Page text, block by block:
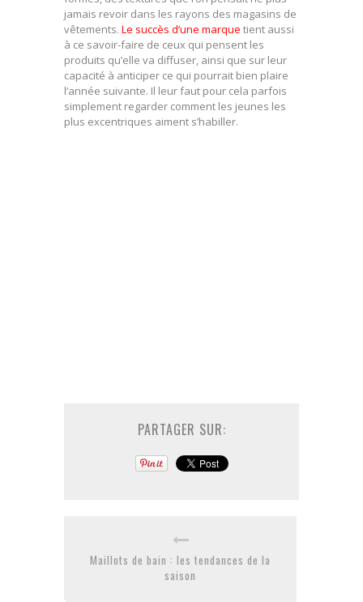
jamais revoir dans les rayons des magasins de
vêtements. Le succès d’une marque tient aussi
à ce savoir-faire de ceux qui pensent les
produits qu’elle va diffuser, ainsi que sur leur
capacité à anticiper ce qui pourrait bien plaire
l’année suivante. Il leur faut pour cela parfois
simplement regarder comment les jeunes les
plus excentriques aiment s’habiller.
PARTAGER SUR:
Maillots de bain : les tendances de la
saison